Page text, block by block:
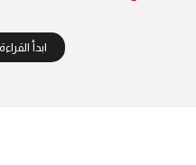
ابدأ القراءة